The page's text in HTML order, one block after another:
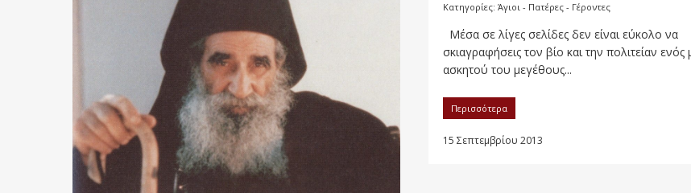
Κατηγορίες: Άγιοι - Πατέρες - Γέροντες
Μέσα σε λίγες σελίδες δεν είναι εύκολο να
σκιαγραφήσεις τον βίο και την πολιτείαν
ασκητού του μεγέθους...
Περισσότερα
15 Σεπτεμβρίου 2013